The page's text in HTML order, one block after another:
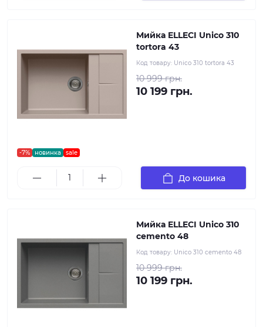
-7% новинка sale
Мийка ELLECI Unico 310
tortora 43
Код товару: Unico 310 tortora 43
10 999 грн.
10 199 грн.
До кошика
Мийка ELLECI Unico 310
cemento 48
Код товару: Unico 310 cemento 48
10 999 грн.
10 199 грн.